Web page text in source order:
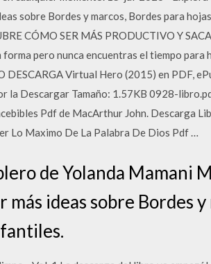
sobre Bordes y marcos, Bordes para
CÓMO SER MÁS PRODUCTIVO Y
pero nunca encuentras el tiempo
DESCARGA Virtual Hero (2015) en PDF,
la Descargar Tamaño: 1.57KB 0928-
Pdf de MacArthur John. Descarga
Lo Maximo De La Palabra De Dios Pdf …
de Yolanda Mamani
ideas sobre Bordes y